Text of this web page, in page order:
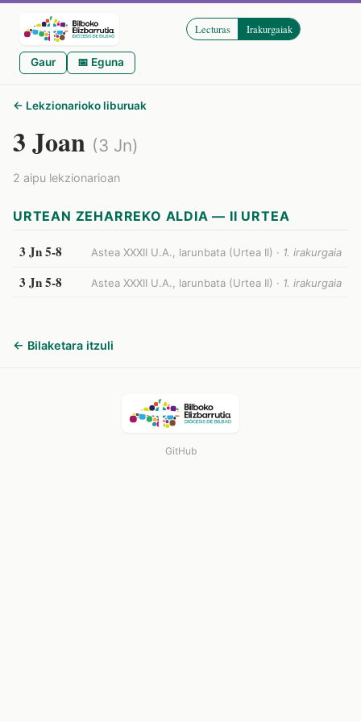
Lecturas Irakurgaiak
Gaur 📅 Eguna
← Lekzionarioko liburuak
3 Joan (3 Jn)
2 aipu lekzionarioan
URTEAN ZEHARREKO ALDIA — II URTEA
3 Jn 5-8 Astea XXXII U.A., larunbata (Urtea II) · 1. irakurgaia
3 Jn 5-8 Astea XXXII U.A., larunbata (Urtea II) · 1. irakurgaia
← Bilaketara itzuli
GitHub